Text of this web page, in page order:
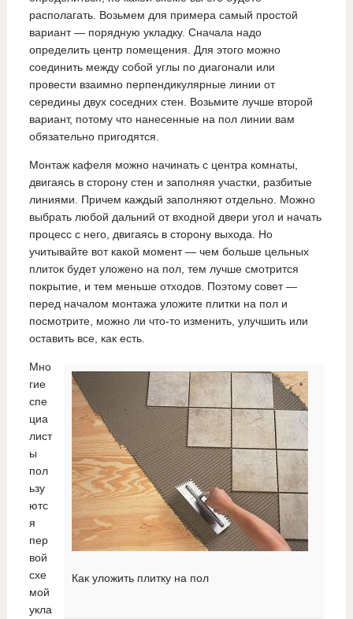
располагать. Возьмем для примера самый простой
вариант — порядную укладку. Сначала надо
определить центр помещения. Для этого можно
соединить между собой углы по диагонали или
провести взаимно перпендикулярные линии от
середины двух соседних стен. Возьмите лучше второй
вариант, потому что нанесенные на пол линии вам
обязательно пригодятся.
Монтаж кафеля можно начинать с центра комнаты,
двигаясь в сторону стен и заполняя участки, разбитые
линиями. Причем каждый заполняют отдельно. Можно
выбрать любой дальний от входной двери угол и начать
процесс с него, двигаясь в сторону выхода. Но
учитывайте вот какой момент — чем больше цельных
плиток будет уложено на пол, тем лучше смотрится
покрытие, и тем меньше отходов. Поэтому совет —
перед началом монтажа уложите плитки на пол и
посмотрите, можно ли что-то изменить, улучшить или
оставить все, как есть.
Как уложить плитку на пол
Мно
гие
спе
циа
лист
ы
пол
ьзу
ютс
я
пер
вой
схе
мой
укла